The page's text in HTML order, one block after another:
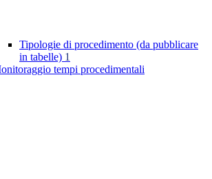
Tipologie di procedimento (da pubblicare
in tabelle) 1
tempi procedimentali